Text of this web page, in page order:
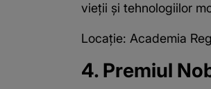
vieții și tehnologiilor
Locație: Academia
4. Premiul